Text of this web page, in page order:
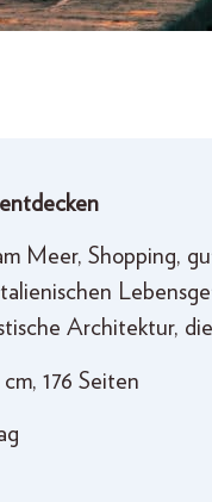
Meer, Shopping,
Architektur,
176 Seiten